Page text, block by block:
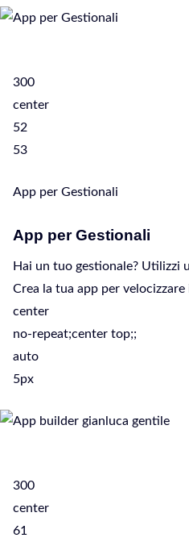
300
center
52
53
App per Gestionali
App per Gestionali
Hai un tuo gestionale? Utilizzi
Crea la tua app per
center
no-repeat;center top;;
auto
5px
300
center
61